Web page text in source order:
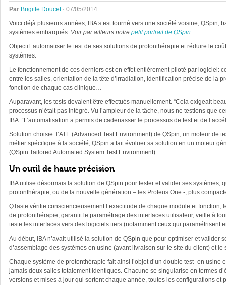
Par Brigitte Doucet· 07/05/2014
Voici déjà plusieurs années, IBA s’est tourné vers une société voisine,
systèmes embarqués. Voir par ailleurs notre petit portrait de QSpin.
Objectif: automatiser le test de ses solutions de protonthérapie et réduire le
systèmes.
Le fonctionnement de ces derniers est en effet entièrement piloté par logiciel:
entre les salles, orientation de la tête d’irradiation, identification précise de la
fonction de chaque cas clinique…
Auparavant, les tests devaient être effectués manuellement. “Cela exigeait
processus n’était pas intégré. Vu l’ampleur de la tâche, nous ne testions que
IBA. “L’automatisation a permis de cadenasser le processus de test et de
Solution choisie: l’ATE (Advanced Test Environment) de QSpin, un moteur de
métier spécifique à la société, QSpin a fait évoluer sa solution en un moteur
(QSpin Tailored Automated System Test Environment).
Un outil de haute précision
IBA utilise désormais la solution de QSpin pour tester et valider ses
protonthérapie, ou de la nouvelle génération – les Proteus One -, plus
QTaste vérifie consciencieusement l’exactitude de chaque module et
de protonthérapie, garantit le paramétrage des interfaces utilisateur, veille à
teste les interfaces vers des logiciels tiers (notamment ceux qui
Au début, IBA n’avait utilisé la solution de QSpin que pour optimiser et
d’assemblage des systèmes en usine (avant livraison sur le site du client) et
Chaque système de protonthérapie fait ainsi l’objet d’un double test- en usine
jamais deux salles totalement identiques. Chacune se singularise en termes
versions et mises à jour qui sortent chaque année, toutes les configurations